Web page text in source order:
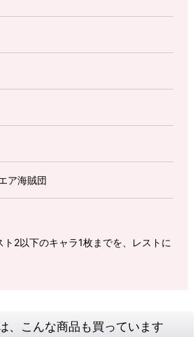
ア海賊団
ト2以下のキャラ1枚までを、レストに
、こんな商品も買っています